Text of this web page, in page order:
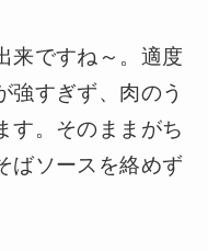
来ですね～。適度
強すぎず、肉のう
す。そのままがち
ばソースを絡めず